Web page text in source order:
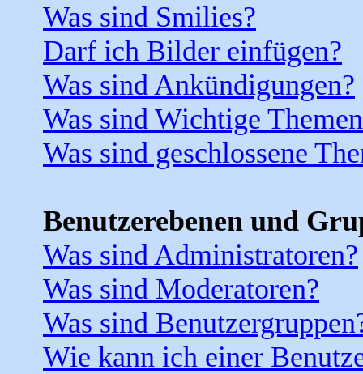
Was sind Smilies?
Darf ich Bilder einfügen?
Was sind Ankündigungen?
Was sind Wichtige
Was sind geschlossene
Benutzerebenen und
Was sind Administratoren?
Was sind Moderatoren?
Was sind
Wie kann ich einer